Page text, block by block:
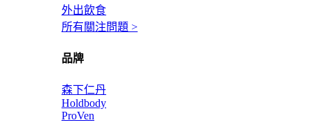
外出飲食
所有關注問題 >
品牌
森下仁丹
Holdbody
ProVen